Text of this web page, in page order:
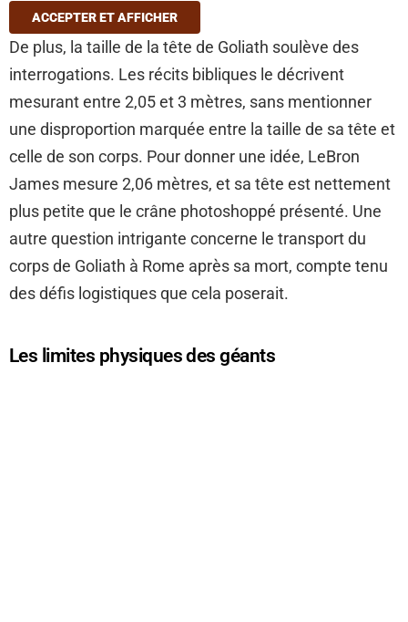
ACCEPTER ET AFFICHER
De plus, la taille de la tête de Goliath soulève des
interrogations. Les récits bibliques le décrivent
mesurant entre 2,05 et 3 mètres, sans mentionner
une disproportion marquée entre la taille de sa tête et
celle de son corps. Pour donner une idée, LeBron
James mesure 2,06 mètres, et sa tête est nettement
plus petite que le crâne photoshoppé présenté. Une
autre question intrigante concerne le transport du
corps de Goliath à Rome après sa mort, compte tenu
des défis logistiques que cela poserait.
Les limites physiques des géants